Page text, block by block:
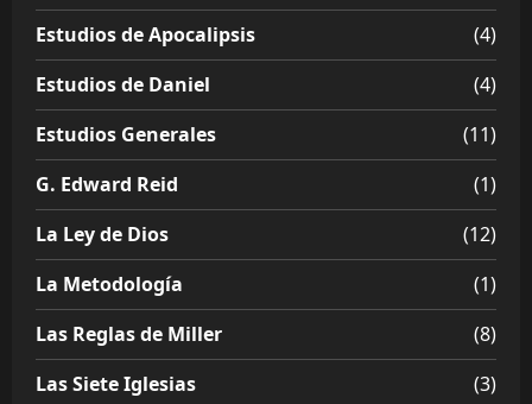
Estudios de Apocalipsis
(4)
Estudios de Daniel
(4)
Estudios Generales
(11)
G. Edward Reid
(1)
La Ley de Dios
(12)
La Metodología
(1)
Las Reglas de Miller
(8)
Las Siete Iglesias
(3)